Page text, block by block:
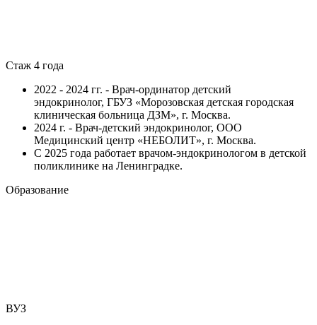
Стаж 4 года
2022 - 2024 гг. - Врач-ординатор детский
эндокринолог, ГБУЗ «Морозовская детская городская
клиническая больница ДЗМ», г. Москва.
2024 г. - Врач-детский эндокринолог, ООО
Медицинский центр «НЕБОЛИТ», г. Москва.
С 2025 года работает врачом-эндокринологом в детской
поликлинике на Ленинградке.
Образование
ВУЗ